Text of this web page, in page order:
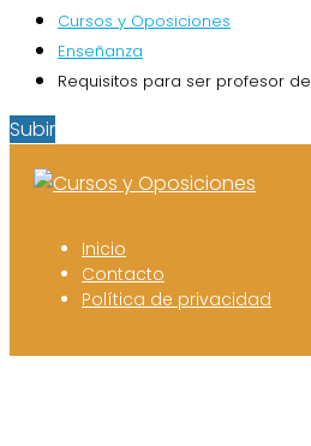
Cursos y Oposiciones
Enseñanza
Requisitos para ser profesor
Subir
Inicio
Contacto
Política de privacidad